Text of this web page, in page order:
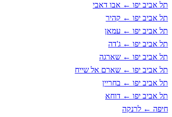
תל אביב יפו ← אבו דאבי
תל אביב יפו ← קהיר
תל אביב יפו ← עמאן
תל אביב יפו ← ג'דה
תל אביב יפו ← שארגה
תל אביב יפו ← שארם אל שייח
תל אביב יפו ← בחריין
תל אביב יפו ← דוחא
חיפה ← לרנקה